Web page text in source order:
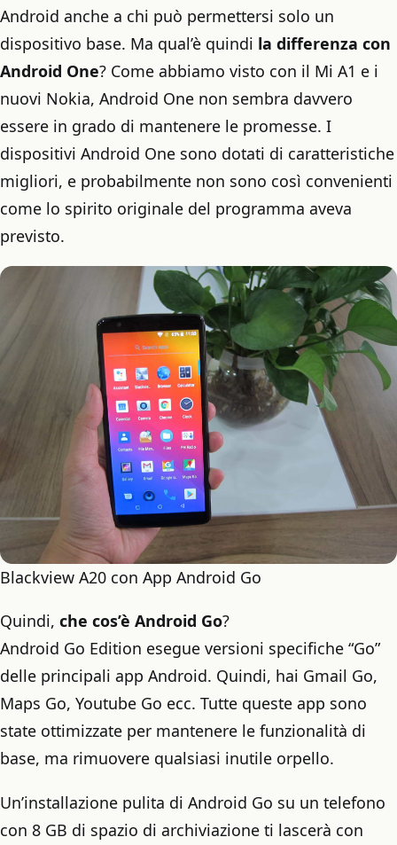
Android anche a chi può permettersi solo un
dispositivo base. Ma qual’è quindi la differenza con
Android One? Come abbiamo visto con il Mi A1 e i
nuovi Nokia, Android One non sembra davvero
essere in grado di mantenere le promesse. I
dispositivi Android One sono dotati di caratteristiche
migliori, e probabilmente non sono così convenienti
come lo spirito originale del programma aveva
previsto.
Blackview A20 con App Android Go
Quindi, che cos’è Android Go?
Android Go Edition esegue versioni specifiche “Go”
delle principali app Android. Quindi, hai Gmail Go,
Maps Go, Youtube Go ecc. Tutte queste app sono
state ottimizzate per mantenere le funzionalità di
base, ma rimuovere qualsiasi inutile orpello.
Un’installazione pulita di Android Go su un telefono
con 8 GB di spazio di archiviazione ti lascerà con